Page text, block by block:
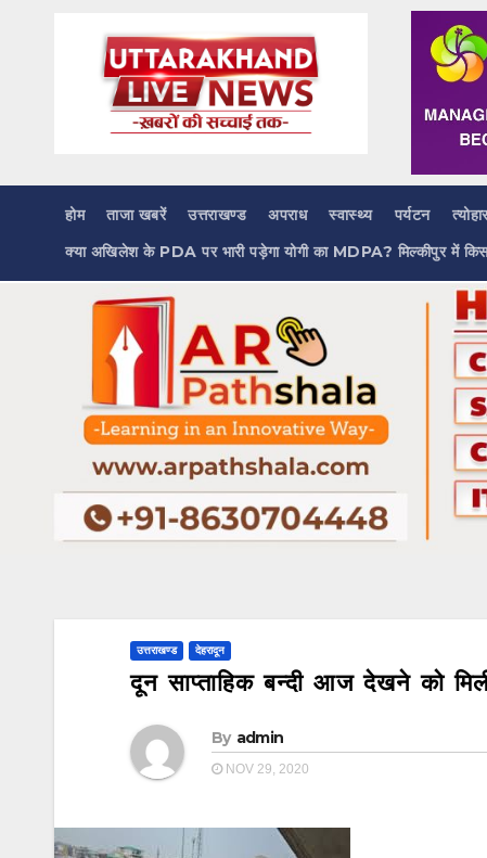
होम ताजा खबरें उत्तराखण्ड अपराध स्वास्थ्य पर्यटन
क्या अखिलेश के PDA पर भारी पड़ेगा योगी का MDPA? मिल्कीपुर में
उत्तराखण्ड देहरादून
दून साप्ताहिक बन्दी आज देखने को
By admin
NOV 29, 2020